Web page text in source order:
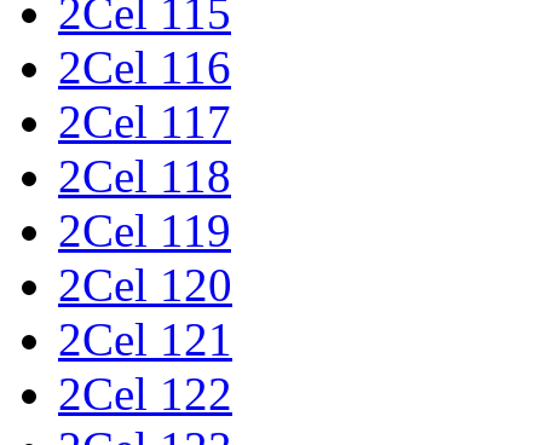
2Cel 115
2Cel 116
2Cel 117
2Cel 118
2Cel 119
2Cel 120
2Cel 121
2Cel 122